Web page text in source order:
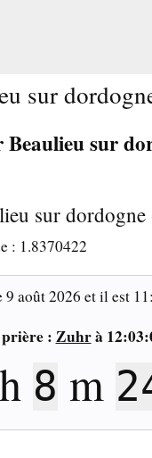
sur
sur
sur
: 1.8370422
9 août 2026 et il est
:Zuhrà
h 8 m